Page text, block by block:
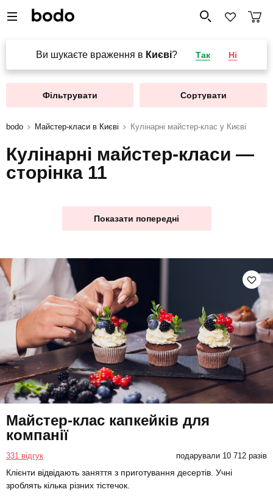
Ви шукаєте враження в Києві? Так Ні
Фільтрувати Сортувати
bodo Майстер-класи в Києві Кулінарні майстер-клас у Києві
Кулінарні майстер-класи —
сторінка 11
Показати попередні
Майстер-клас капкейків для
компанії
331 відгук подарували 10 712 разів
Клієнти відвідають заняття з приготування десертів. Учні
зроблять кілька різних тістечок.